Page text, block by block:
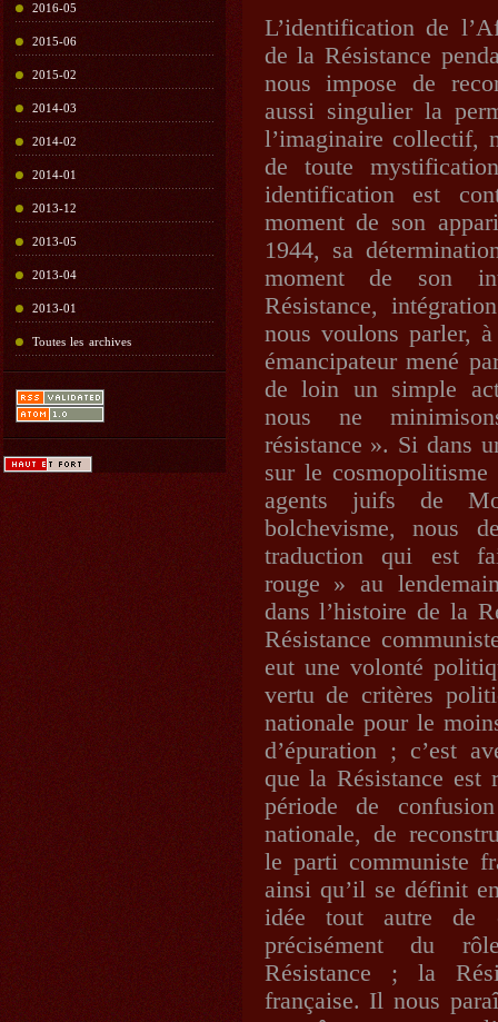
2016-05
2015-06
2015-02
2014-03
2014-02
2014-01
2013-12
2013-05
2013-04
2013-01
Toutes les archives
L’identification de
de la Résistance
nous impose de
aussi singulier la
l’imaginaire collectif,
de toute
identification est
moment de son
1944, sa
moment de son
Résistance,
nous voulons parler,
émancipateur mené
de loin un simple
nous ne
résistance ». Si dans
sur le
agents juifs de
bolchevisme, nous
traduction qui est
rouge » au
dans l’histoire de la
Résistance
eut une volonté
vertu de critères
nationale pour le
d’épuration ; c’est
que la Résistance est
période de
nationale, de
le parti communiste
ainsi qu’il se définit
idée tout autre de
précisément du
Résistance ; la
française. Il nous